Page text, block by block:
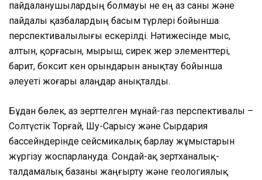
пайдаланушылардың болмауы не ең аз саны және
пайдалы қазбалардың басым түрлері бойынша
перспективалылығы ескерілді. Нәтижесінде мыс,
алтын, қорғасын, мырыш, сирек жер элементтері,
барит, боксит кен орындарын анықтау бойынша
әлеуеті жоғары алаңдар анықталды.
Бұдан бөлек, аз зерттелген мұнай-газ перспективалы –
Солтүстік Торғай, Шу-Сарысу және Сырдария
бассейндерінде сейсмикалық барлау жұмыстарын
жүргізу жоспарлануда. Сондай-ақ зертханалық-
талдамалық базаны жаңғырту және геологиялық